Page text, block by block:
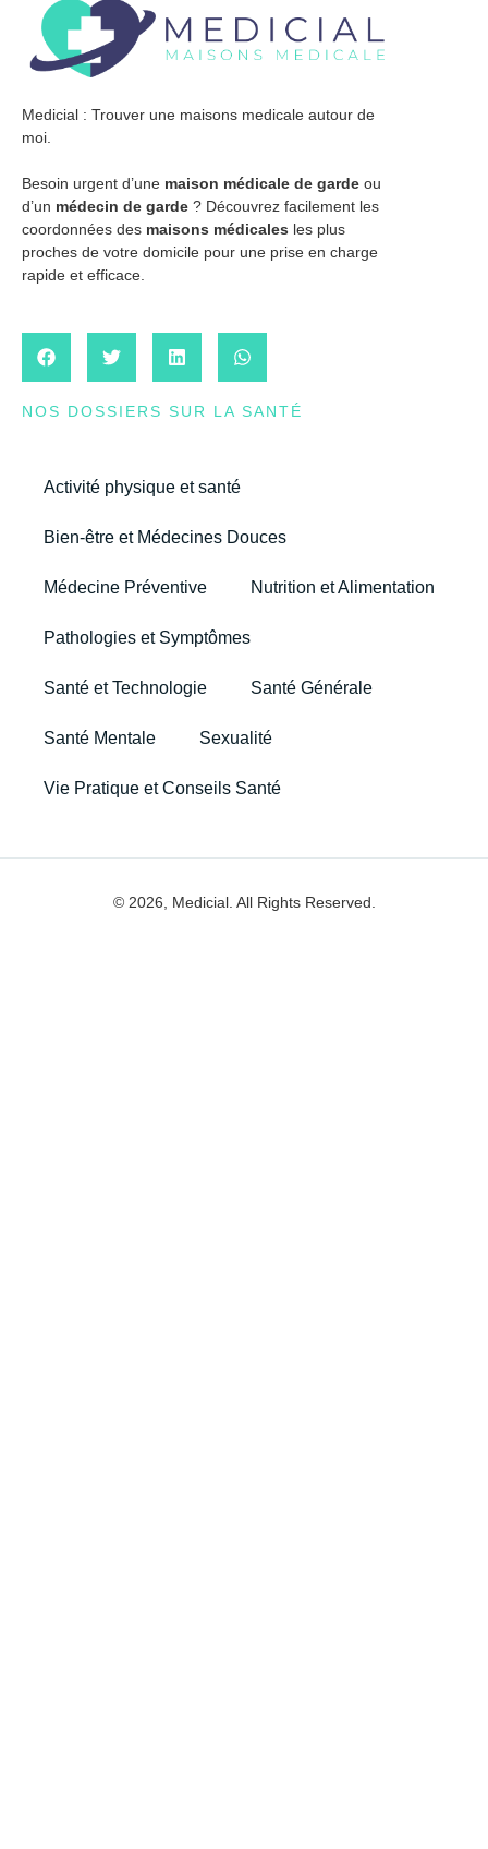
Medicial : Trouver une maisons medicale autour de
moi.
Besoin urgent d’une maison médicale de garde ou
d’un médecin de garde ? Découvrez facilement les
coordonnées des maisons médicales les plus
proches de votre domicile pour une prise en charge
rapide et efficace.
NOS DOSSIERS SUR LA SANTÉ
Activité physique et santé
Bien-être et Médecines Douces
Médecine Préventive Nutrition et Alimentation
Pathologies et Symptômes
Santé et Technologie Santé Générale
Santé Mentale Sexualité
Vie Pratique et Conseils Santé
© 2026, Medicial. All Rights Reserved.